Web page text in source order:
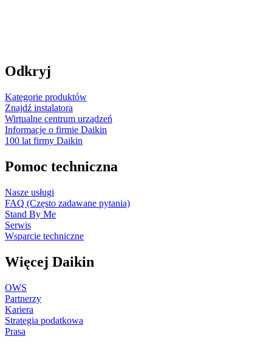
Odkryj
Kategorie produktów
Znajdź instalatora
Wirtualne centrum urządzeń
Informacje o firmie Daikin
100 lat firmy Daikin
Pomoc techniczna
Nasze usługi
FAQ (Często zadawane pytania)
Stand By Me
Serwis
Wsparcie techniczne
Więcej Daikin
OWS
Partnerzy
Kariera
Strategia podatkowa
Prasa